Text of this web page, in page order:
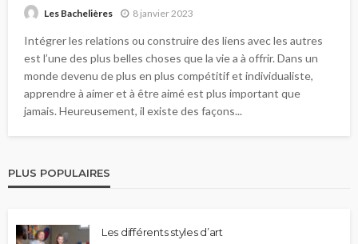
Les Bachelières 8 janvier 2023
Intégrer les relations ou construire des liens avec les autres
est l’une des plus belles choses que la vie a à offrir. Dans un
monde devenu de plus en plus compétitif et individualiste,
apprendre à aimer et à être aimé est plus important que
jamais. Heureusement, il existe des façons...
PLUS POPULAIRES
Les différents styles d’art